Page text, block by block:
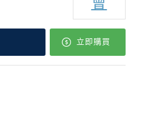
立即購買